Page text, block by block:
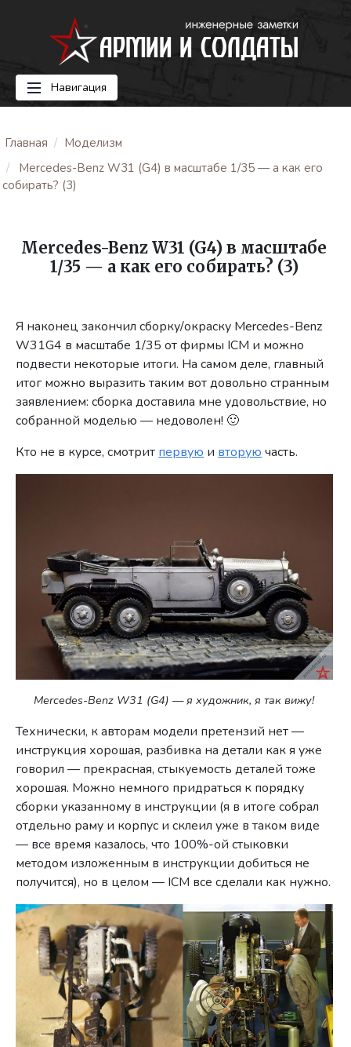
Навигация
Главная
Моделизм
Mercedes-Benz W31 (G4) в масштабе 1/35 — а как его
собирать? (3)
Mercedes-Benz W31 (G4) в масштабе
1/35 — а как его собирать? (3)
Я наконец закончил сборку/окраску Mercedes-Benz
W31G4 в масштабе 1/35 от фирмы ICM и можно
подвести некоторые итоги. На самом деле, главный
итог можно выразить таким вот довольно странным
заявлением: сборка доставила мне удовольствие, но
собранной моделью — недоволен! 🙂
Кто не в курсе, смотритпервуюивторуючасть.
Mercedes-Benz W31 (G4) — я художник, я так вижу!
Технически, к авторам модели претензий нет —
инструкция хорошая, разбивка на детали как я уже
говорил — прекрасная, стыкуемость деталей тоже
хорошая. Можно немного придраться к порядку
сборки указанному в инструкции (я в итоге собрал
отдельно раму и корпус и склеил уже в таком виде
— все время казалось, что 100%-ой стыковки
методом изложенным в инструкции добиться не
получится), но в целом — ICM все сделали как нужно.